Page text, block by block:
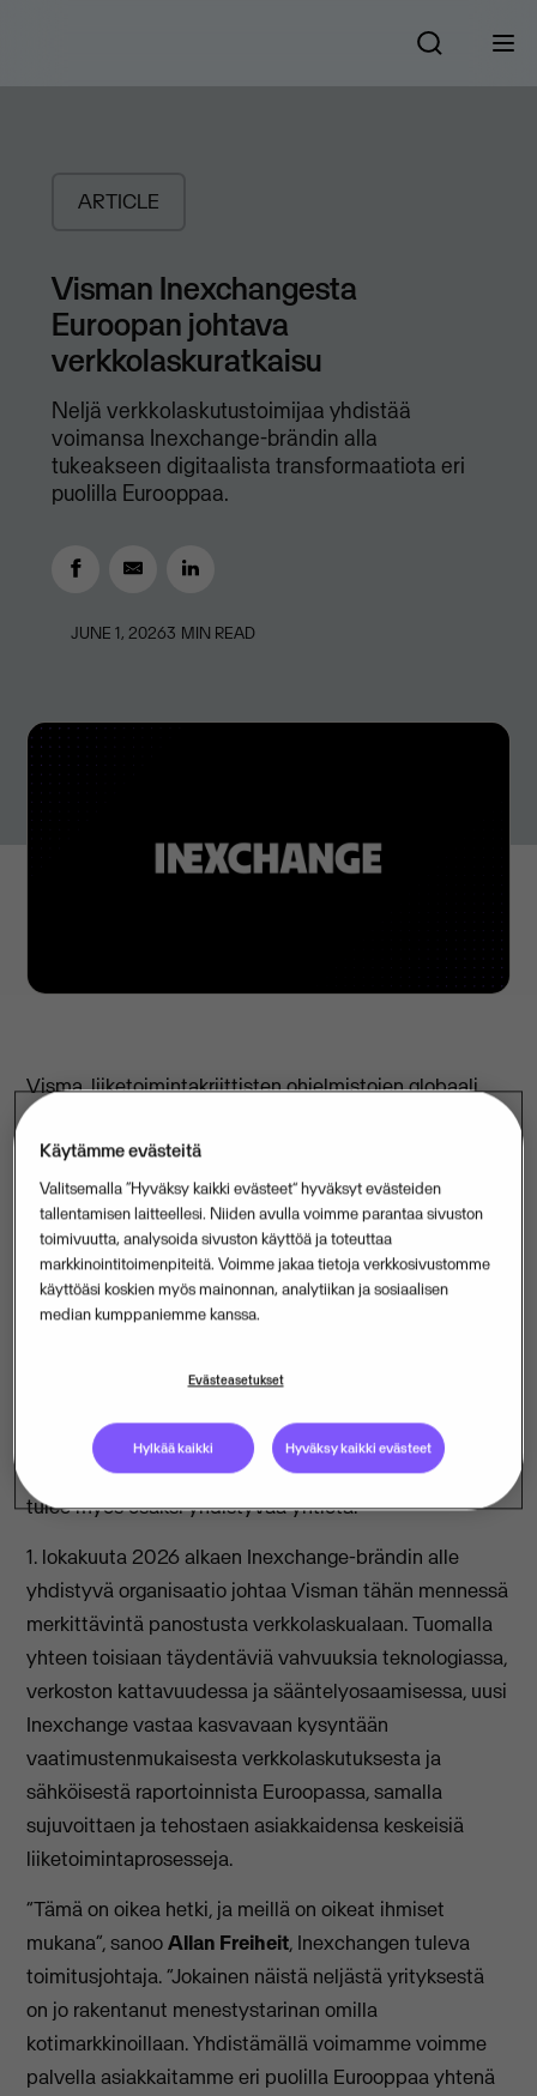
ARTICLE
Visman Inexchangesta
Euroopan johtava
verkkolaskuratkaisu
Neljä verkkolaskutustoimijaa yhdistää
voimansa Inexchange-brändin alla
tukeakseen digitaalista transformaatiota eri
puolilla Eurooppaa.
JUNE 1, 20263 MIN READ
Visma, liiketoimintakriittisten ohjelmistojen globaali
toimittaja, ilmoittaa tänään neljän pohjoismaisen
yhtiönsä – Maventan, Inexchangen, mySupplyn ja
efacton – yhdistymisestä. Yhdistymisen myötä
syntyvä yritys on yksi Euroopan johtavista
verkkolaskutusratkaisujen tarjoajista.
Suomalainen Maventa on yksi yhdistyvistä yhtiöistä.
palvelee yli 300 ohjelmistokumppania eri puolilla
laskua. Suomalainen Peppol- ja EDI-ratkaisujen
tarjoaja OWS, joka liittyy Maventaan elokuussa 2026,
tulee myös osaksi yhdistyvää yhtiötä.
1. lokakuuta 2026 alkaen Inexchange-brändin alle
yhdistyvä organisaatio johtaa Visman tähän mennessä
merkittävintä panostusta verkkolaskualaan. Tuomalla
yhteen toisiaan täydentäviä vahvuuksia teknologiassa,
verkoston kattavuudessa ja sääntelyosaamisessa, uusi
Inexchange vastaa kasvavaan kysyntään
vaatimustenmukaisesta verkkolaskutuksesta ja
sähköisestä raportoinnista Euroopassa, samalla
sujuvoittaen ja tehostaen asiakkaidensa keskeisiä
liiketoimintaprosesseja.
“Tämä on oikea hetki, ja meillä on oikeat ihmiset
mukana”, sanooAllan Freiheit, Inexchangen tuleva
toimitusjohtaja. “Jokainen näistä neljästä yrityksestä
on jo rakentanut menestystarinan omilla
kotimarkkinoillaan. Yhdistämällä voimamme voimme
palvella asiakkaitamme eri puolilla Eurooppaa yhtenä
Käytämme evästeitä
Valitsemalla “Hyväksy kaikki evästeet” hyväksyt evästeiden
tallentamisen laitteellesi. Niiden avulla voimme parantaa sivuston
toimivuutta, analysoida sivuston käyttöä ja toteuttaa
markkinointitoimenpiteitä. Voimme jakaa tietoja verkkosivustomme
käyttöäsi koskien myös mainonnan, analytiikan ja sosiaalisen
median kumppaniemme kanssa.
Evästeasetukset
Hylkää kaikki Hyväksy kaikki evästeet